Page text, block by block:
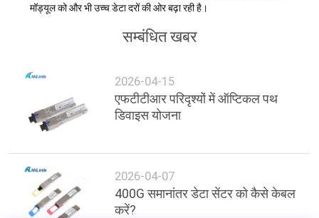
मॉड्यूल को और भी उच्च डेटा दरों की ओर बढ़ा रही है।
सम्बंधित खबर
2026-04-15
एफटीटीआर परिदृश्यों में ऑप्टिकल पथ
डिवाइस योजना
2026-04-07
400G समानांतर डेटा सेंटर को कैसे केबल
करें?